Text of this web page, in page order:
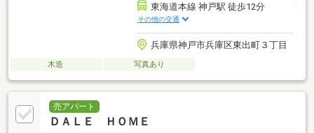
東海道本線 神戸駅 徒歩12分
その他の交通
兵庫県神戸市兵庫区東出町３丁目
木造 写真あり
売アパート
ＤＡＬＥ ＨＯＭＥ